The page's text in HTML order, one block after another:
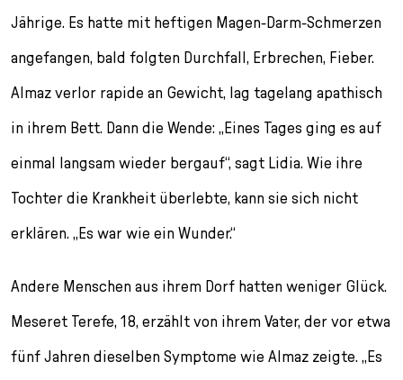
Jährige. Es hatte mit heftigen Magen-Darm-Schmerzen
angefangen, bald folgten Durchfall, Erbrechen, Fieber.
Almaz verlor rapide an Gewicht, lag tagelang apathisch
in ihrem Bett. Dann die Wende: „Eines Tages ging es auf
einmal langsam wieder bergauf“, sagt Lidia. Wie ihre
Tochter die Krankheit überlebte, kann sie sich nicht
erklären. „Es war wie ein Wunder.“
Andere Menschen aus ihrem Dorf hatten weniger Glück.
Meseret Terefe, 18, erzählt von ihrem Vater, der vor etwa
fünf Jahren dieselben Symptome wie Almaz zeigte. „Es